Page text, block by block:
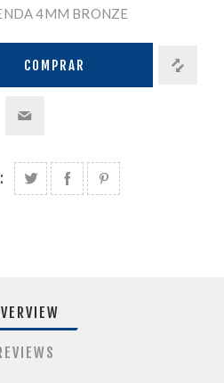
4MM BRONZE
COMPRAR